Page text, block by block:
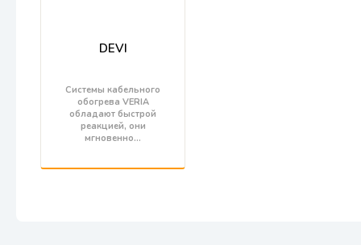
DEVI
Системы кабельного
обогрева VERIA
обладают быстрой
реакцией, они
мгновенно…